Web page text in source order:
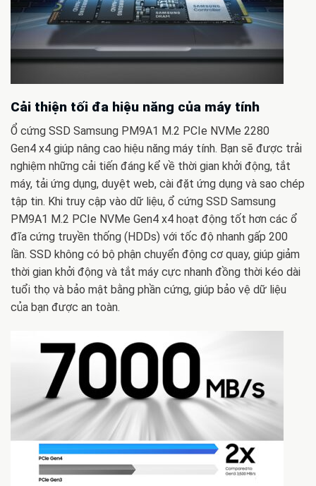
Cải thiện tối đa hiệu năng của máy tính
Ổ cứng SSD Samsung PM9A1 M.2 PCIe NVMe 2280
Gen4 x4 giúp nâng cao hiệu năng máy tính. Bạn sẽ được trải
nghiệm những cải tiến đáng kể về thời gian khởi động, tắt
máy, tải ứng dụng, duyệt web, cài đặt ứng dụng và sao chép
tập tin. Khi truy cập vào dữ liệu, ổ cứng SSD Samsung
PM9A1 M.2 PCIe NVMe Gen4 x4 hoạt động tốt hơn các ổ
đĩa cứng truyền thống (HDDs) với tốc độ nhanh gấp 200
lần. SSD không có bộ phận chuyển động cơ quay, giúp giảm
thời gian khởi động và tắt máy cực nhanh đồng thời kéo dài
tuổi thọ và bảo mật bằng phần cứng, giúp bảo vệ dữ liệu
của bạn được an toàn.